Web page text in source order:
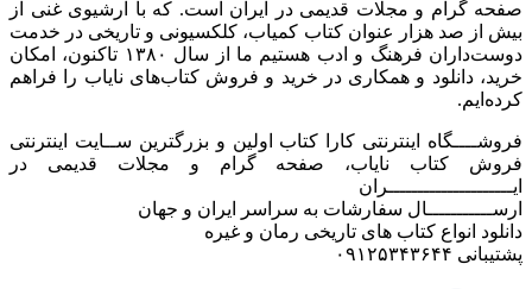
صفحه گرام و مجلات قدیمی در ایران است. که با آرشیوی غنی از
بیش از صد هزار عنوان کتاب کمیاب، کلکسیونی و تاریخی در خدمت
دوست‌داران فرهنگ و ادب هستیم ما از سال ۱۳۸۰ تاکنون، امکان
خرید، دانلود و همکاری در خرید و فروش کتاب‌های نایاب را فراهم
کرده‌ایم.
فروشــــگاه اینترنتی کارا کتاب اولین و بزرگترین ســایت اینترنتی
فروش کتاب نایاب، صفحه گرام و مجلات قدیمی در
ایـــــــــــــــــــــران
ارســـــــــــال سفارشات به سراسر ایران و جهان
دانلود انواع کتاب های تاریخی رمان و غیره
پشتیبانی ۰۹۱۲۵۳۴۳۶۴۴